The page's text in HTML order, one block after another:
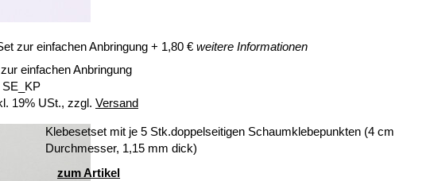
zur einfachen Anbringung + 1,80 € weitere Informationen
einfachen Anbringung
SE_KP
19% USt., zzgl. Versand
Klebesetset mit je 5 Stk.doppelseitigen Schaumklebepunkten (4 cm
Durchmesser, 1,15 mm dick)
zum Artikel